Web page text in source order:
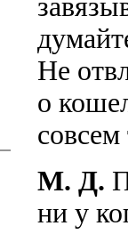
Не
о
М. Д.
ни у